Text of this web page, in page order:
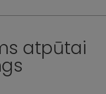
atpūtai